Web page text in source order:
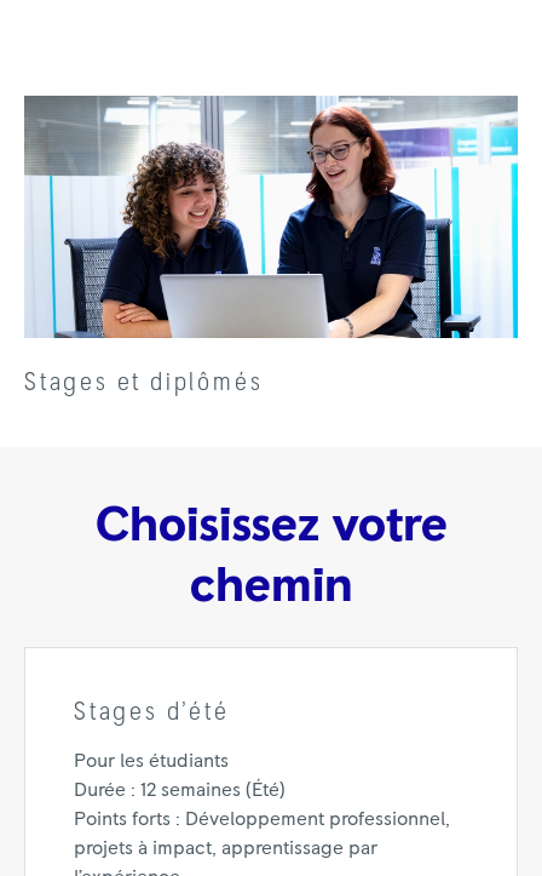
Stages et diplômés
Choisissez votre
chemin
Stages d’été
Pour les étudiants
Durée : 12 semaines (Été)
Points forts : Développement professionnel,
projets à impact, apprentissage par